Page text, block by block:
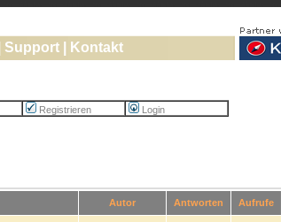
Support Kontakt
Registrieren Login
Autor Antworten Aufrufe